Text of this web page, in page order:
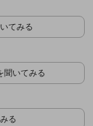
てみる
聞いてみる
る